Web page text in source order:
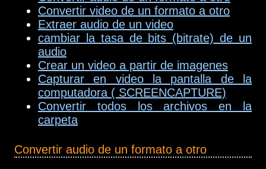
Convertir video de un formato a otro
Extraer audio de un video
cambiar la tasa de bits (bitrate) de un
audio
Crear un video a partir de imagenes
Capturar en video la pantalla de la
computadora ( SCREENCAPTURE)
Convertir todos los archivos en la
carpeta
Convertir audio de un formato a otro